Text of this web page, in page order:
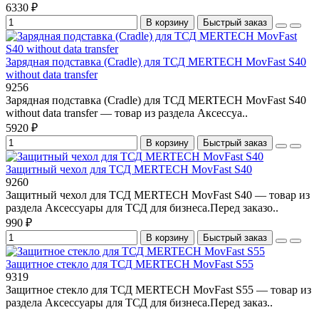
6330 ₽
В корзину Быстрый заказ
Зарядная подставка (Cradle) для ТСД MERTECH MovFast S40
without data transfer
9256
Зарядная подставка (Cradle) для ТСД MERTECH MovFast S40
without data transfer — товар из раздела Аксессуа..
5920 ₽
В корзину Быстрый заказ
Защитный чехол для ТСД MERTECH MovFast S40
9260
Защитный чехол для ТСД MERTECH MovFast S40 — товар из
раздела Аксессуары для ТСД для бизнеса.Перед заказо..
990 ₽
В корзину Быстрый заказ
Защитное стекло для ТСД MERTECH MovFast S55
9319
Защитное стекло для ТСД MERTECH MovFast S55 — товар из
раздела Аксессуары для ТСД для бизнеса.Перед заказ..